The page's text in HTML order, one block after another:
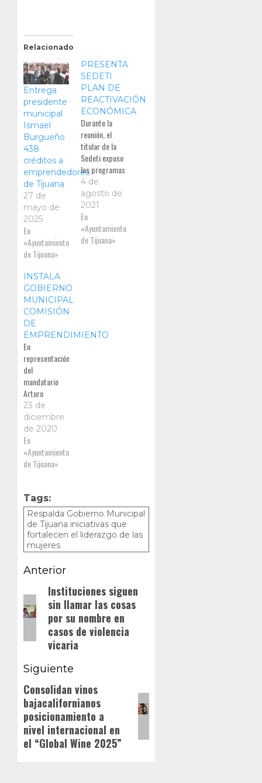
Relacionado
Entrega
presidente
municipal
Ismael
Burgueño
438
créditos a
emprendedores
de Tijuana
27 de
mayo de
2025
En
«Ayuntamiento
de Tijuana»
PRESENTA
SEDETI
PLAN DE
REACTIVACIÓN
ECONÓMICA
Durante la
reunión, el
titular de la
Sedeti expuso
los programas
y acciones
promovidos
por la
presidenta
municipal,
Karla Patricia
4 de
agosto de
2021
En
«Ayuntamiento
de Tijuana»
INSTALA
GOBIERNO
MUNICIPAL
COMISIÓN
DE
EMPRENDIMIENTO
En
representación
del
mandatario
Arturo
González
Cruz, el
secretario de
Desarrollo
Económico de
Tijuana
Behr, enfatizó
la importancia
de continuar el
esfuerzo
conjunto
23 de
diciembre
de 2020
En
«Ayuntamiento
de Tijuana»
Tags:
Respalda Gobierno Municipal
de Tijuana iniciativas que
fortalecen el liderazgo de las
mujeres
Navegación
de
entradas
Anterior
Entrada
anterior:
Instituciones siguen
sin llamar las cosas
por su nombre en
casos de violencia
vicaria
Siguiente
Siguiente
entrada:
Consolidan vinos
bajacalifornianos
posicionamiento a
nivel internacional en
el “Global Wine 2025”